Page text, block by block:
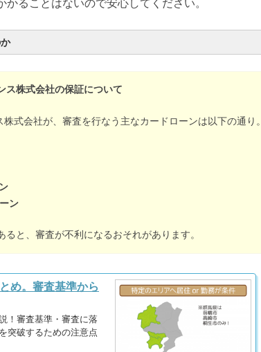
のノウハウを持たないため
ス株式会社の保証について
式会社が、審査を行なう主なカードローンは以下の通り。
ン
と、審査が不利になるおそれがあります。
め。審査基準から
！審査基準・審査に落
突破するための注意点